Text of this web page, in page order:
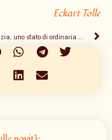
Eckart Tolle
La grazia, uno stato di ordinaria straordinarietГ